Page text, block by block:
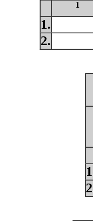
1
1.
2.